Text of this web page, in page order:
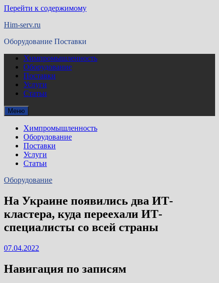
Перейти к содержимому
Him-serv.ru
Оборудование Поставки
Химпромышленность
Оборудование
Поставки
Услуги
Статьи
Меню
Химпромышленность
Оборудование
Поставки
Услуги
Статьи
Оборудование
На Украине появились два ИТ-
кластера, куда переехали ИТ-
специалисты со всей страны
07.04.2022
Навигация по записям